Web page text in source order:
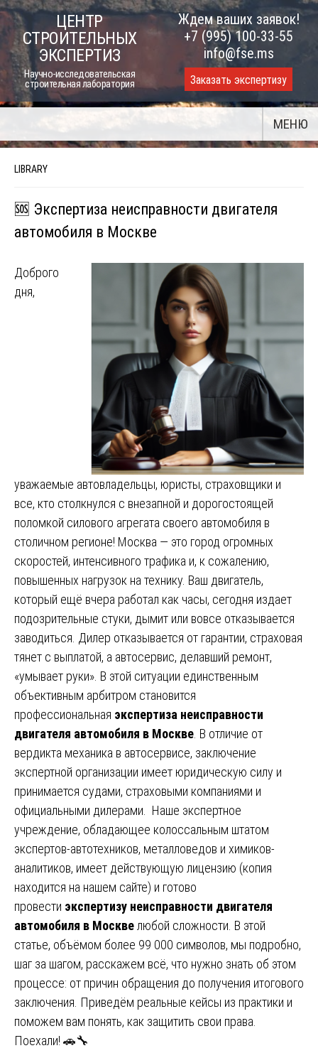
Skip
to
content
ЦЕНТР
СТРОИТЕЛЬНЫХ
ЭКСПЕРТИЗ
Научно-исследовательская
строительная лаборатория
Ждем ваших заявок!
+7 (995) 100-33-55
info@fse.ms
Заказать экспертизу
МЕНЮ
LIBRARY
🆘 Экспертиза неисправности двигателя
автомобиля в Москве
Доброго
дня,
уважаемые автовладельцы, юристы, страховщики и
все, кто столкнулся с внезапной и дорогостоящей
поломкой силового агрегата своего автомобиля в
столичном регионе! Москва — это город огромных
скоростей, интенсивного трафика и, к сожалению,
повышенных нагрузок на технику. Ваш двигатель,
который ещё вчера работал как часы, сегодня издает
подозрительные стуки, дымит или вовсе отказывается
заводиться. Дилер отказывается от гарантии, страховая
тянет с выплатой, а автосервис, делавший ремонт,
«умывает руки». В этой ситуации единственным
объективным арбитром становится
профессиональная экспертиза неисправности
двигателя автомобиля в Москве . В отличие от
вердикта механика в автосервисе, заключение
экспертной организации имеет юридическую силу и
принимается судами, страховыми компаниями и
официальными дилерами. Наше экспертное
учреждение, обладающее колоссальным штатом
экспертов-автотехников, металловедов и химиков-
аналитиков, имеет действующую лицензию (копия
находится на нашем сайте) и готово
провести экспертизу неисправности двигателя
автомобиля в Москве любой сложности. В этой
статье, объёмом более 99 000 символов, мы подробно,
шаг за шагом, расскажем всё, что нужно знать об этом
процессе: от причин обращения до получения итогового
заключения. Приведём реальные кейсы из практики и
поможем вам понять, как защитить свои права.
Поехали! 🚗🔧